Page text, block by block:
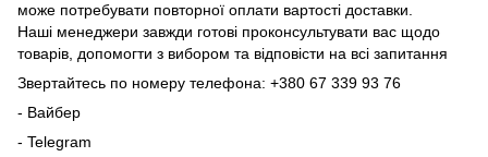
може потребувати повторної оплати вартості доставки.
Наші менеджери завжди готові проконсультувати вас щодо
товарів, допомогти з вибором та відповісти на всі запитання
Звертайтесь по номеру телефона: +380 67 339 93 76
- Вайбер
- Telegram